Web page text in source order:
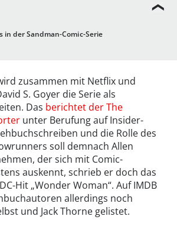
in der Sandman-Comic-Serie
zusammen mit Netflix und
S. Goyer die Serie als
Das berichtet der The
unter Berufung auf Insider-
und die Rolle des
soll demnach Allen
der sich mit Comic-
auskennt, schrieb er doch das
Hit „Wonder Woman“. Auf IMDB
allerdings noch
und Jack Thorne gelistet.